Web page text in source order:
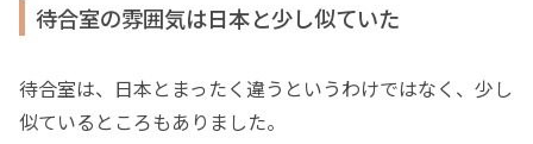
待合室の雰囲気は日本と少し似ていた
待合室は、日本とまったく違うというわけではなく、少し
似ているところもありました。